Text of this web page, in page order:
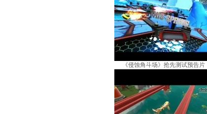
《侵蚀角斗场》抢先测试预告片